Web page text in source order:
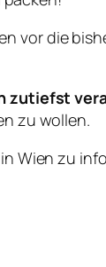
vor die
zutiefst
zu wollen.
Wien zu